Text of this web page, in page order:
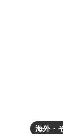
海外・